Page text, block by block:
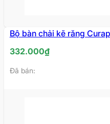
Bộ bàn chải kẽ răng
332.000₫
Đã bán: